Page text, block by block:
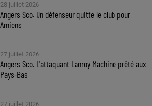
28 juillet 2026
Angers Sco. Un défenseur quitte le club pour
Amiens
27 juillet 2026
Angers Sco. L'attaquant Lanroy Machine prêté aux
Pays-Bas
27 juillet 2026